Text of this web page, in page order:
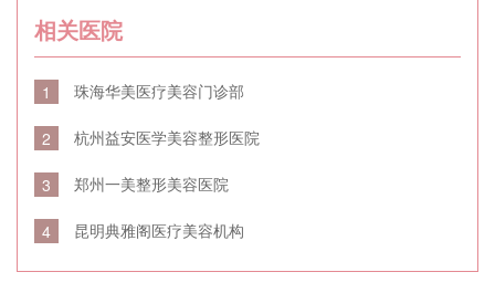
相关医院
1 珠海华美医疗美容门诊部
2 杭州益安医学美容整形医院
3 郑州一美整形美容医院
4 昆明典雅阁医疗美容机构